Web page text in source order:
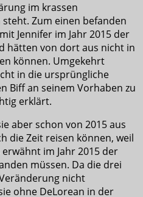
im krassen
Zum einen befanden
Jennifer im Jahr 2015 der
hätten von dort aus nicht in
können. Umgekehrt
in die ursprüngliche
Biff an seinem Vorhaben zu
erklärt.
aber schon von 2015 aus
die Zeit reisen können, weil
im Jahr 2015 der
müssen. Da die drei
nicht
ohne DeLorean in der